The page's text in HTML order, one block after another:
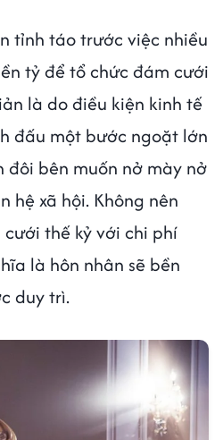
tỉnh táo trước việc nhiều
tỷ để tổ chức đám cưới
là do điều kiện kinh tế
đấu một bước ngoặt lớn
bên muốn nở mày nở
hệ xã hội. Không nên
thế kỷ với chi phí
là hôn nhân sẽ bền
duy trì.